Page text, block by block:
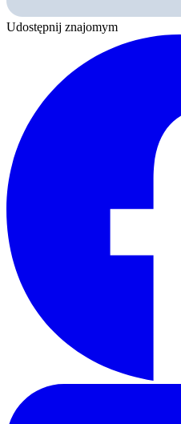
Udostępnij znajomym